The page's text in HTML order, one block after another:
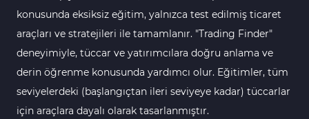
Göstergeleri
Intraday MT4 Göstergeleri 344
MetaTrader 4’te
DrawdownGöstergeleri
Binary Options MT4
Göstergeleri
konusunda eksiksiz eğitim, yalnızca test edilmiş ticaret
araçları ve stratejileri ile tamamlanır. "Trading Finder"
deneyimiyle, tüccar ve yatırımcılara doğru anlama ve
derin öğrenme konusunda yardımcı olur. Eğitimler, tüm
seviyelerdeki (başlangıçtan ileri seviyeye kadar) tüccarlar
için araçlara dayalı olarak tasarlanmıştır.